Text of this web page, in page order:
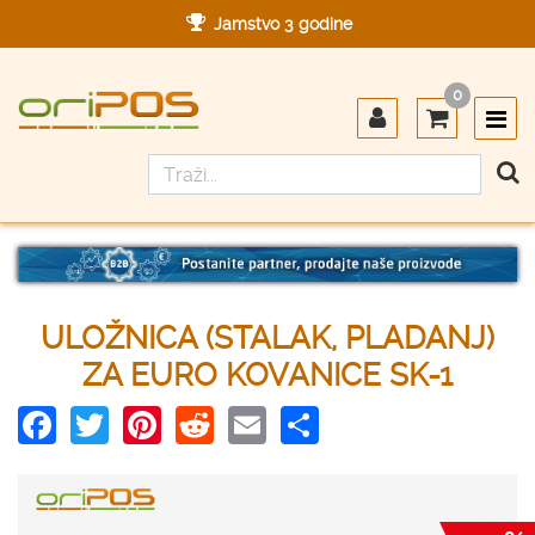
Jamstvo 3 godine
Designed in Germany
Made in Germany
0
ULOŽNICA (STALAK, PLADANJ)
ZA EURO KOVANICE SK-1
Facebook
TwitterPinterest
Reddit
Email